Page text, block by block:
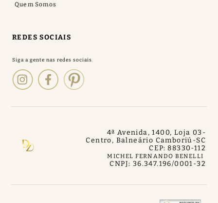
Quem Somos
REDES SOCIAIS
MICHEL FERNANDO BENELLI
4ª Avenida, 1400, Loja 03 -
Centro, Balneário Camboriú-SC
CEP: 88330-112
CNPJ: 36.347.196/0001-32